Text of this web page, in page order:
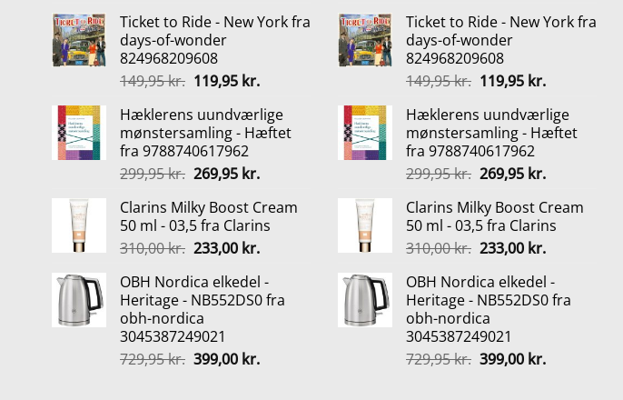
pris
var:
199,95 kr..
pris
Ticket to Ride - New York fra
days-of-wonder
824968209608
149,95kr. Den
pris
var:
149,95 kr..
119,95 kr.Den
pris
er:
Hæklerens uundværlige
mønstersamling - Hæftet
fra 9788740617962
299,95kr. Den
pris
var:
299,95 kr..
269,95 kr.Den
pris
er:
269,95 kr..
Clarins Milky Boost Cream
50 ml - 03,5 fra Clarins
310,00kr. Den
pris
var:
310,00 kr..
233,00 kr.Den
pris
er:
OBH Nordica elkedel -
Heritage - NB552DS0 fra
obh-nordica
3045387249021
729,95kr. Den
399,00 kr.Den
pris
var:
199,95 kr..
pris
Ticket to Ride - New York fra
days-of-wonder
824968209608
149,95kr. Den
pris
var:
149,95 kr..
119,95 kr.Den
pris
er:
Hæklerens uundværlige
mønstersamling - Hæftet
fra 9788740617962
299,95kr. Den
pris
var:
299,95 kr..
269,95 kr.Den
pris
er:
269,95 kr..
Clarins Milky Boost Cream
50 ml - 03,5 fra Clarins
310,00kr. Den
pris
var:
310,00 kr..
233,00 kr.Den
pris
er:
OBH Nordica elkedel -
Heritage - NB552DS0 fra
obh-nordica
3045387249021
729,95kr. Den
399,00 kr.Den